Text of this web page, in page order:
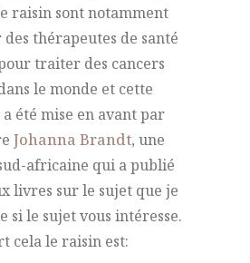
raisin sont notamment
thérapeutes de santé
traiter des cancers
le monde et cette
été mise en avant par
Johanna Brandt, une
africaine qui a publié
livres sur le sujet que je
si le sujet vous intéresse.
cela le raisin est: